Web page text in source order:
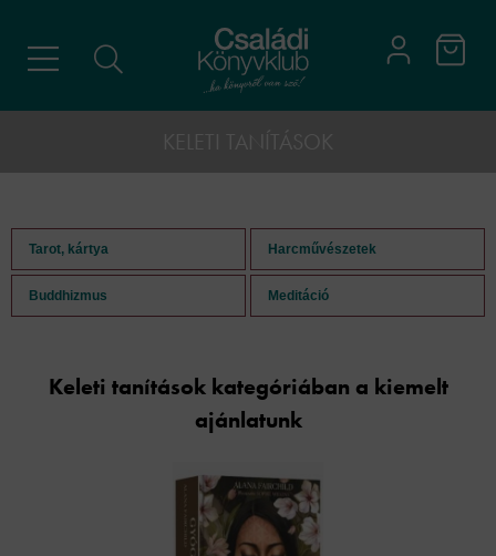
Tarot, kártya Harcművészetek
Buddhizmus Meditáció
Keleti tanítások kategóriában a kiemelt
ajánlatunk